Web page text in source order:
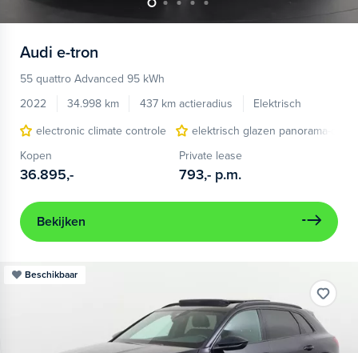
Audi e-tron
55 quattro Advanced 95 kWh
2022
34.998 km 437 km actieradius
Elektrisch
electronic climate controle
elektrisch glazen panorama-dak
Kopen
36.895,-
Private lease
793,- p.m.
Bekijken
Beschikbaar